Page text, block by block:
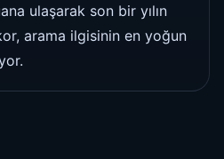
ulaşarak son bir yılın
arama ilgisinin en yoğun